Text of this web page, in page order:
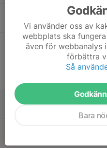
20
Vi använder oss av
webbplats ska
även för webbanalys
förbättra
Så
Bara